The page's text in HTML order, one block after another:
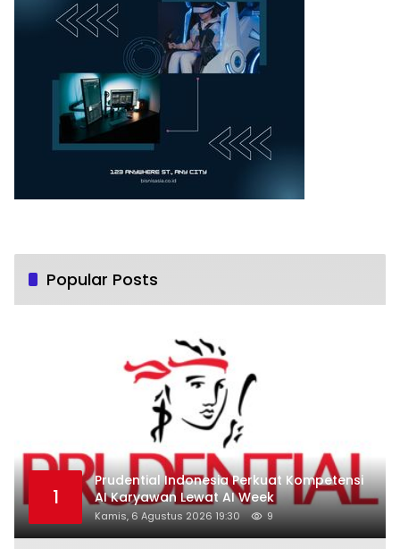
Popular Posts
1
Prudential Indonesia Perkuat Kompetensi
AI Karyawan Lewat AI Week
Kamis, 6 Agustus 2026 19:30 9